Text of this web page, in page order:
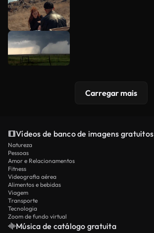
Carregar mais
Vídeos de banco de imagens gratuitos
Natureza
Pessoas
Amor e Relacionamentos
Fitness
Videografia aérea
Alimentos e bebidas
Viagem
Transporte
Tecnologia
Zoom de fundo virtual
Música de catálogo gratuita